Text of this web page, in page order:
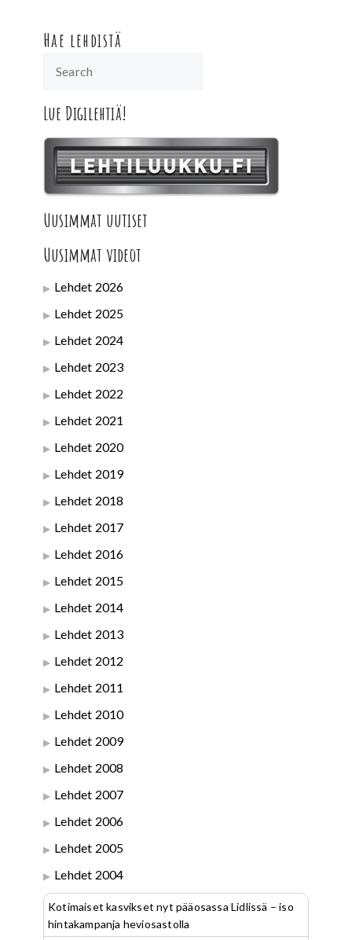
Hae lehdistä
Lue Digilehtiä!
Uusimmat uutiset
Uusimmat videot
Lehdet 2026
Lehdet 2025
Lehdet 2024
Lehdet 2023
Lehdet 2022
Lehdet 2021
Lehdet 2020
Lehdet 2019
Lehdet 2018
Lehdet 2017
Lehdet 2016
Lehdet 2015
Lehdet 2014
Lehdet 2013
Lehdet 2012
Lehdet 2011
Lehdet 2010
Lehdet 2009
Lehdet 2008
Lehdet 2007
Lehdet 2006
Lehdet 2005
Lehdet 2004
Kotimaiset kasvikset nyt pääosassa Lidlissä – iso
hintakampanja heviosastolla